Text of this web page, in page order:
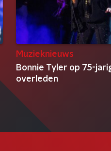
Muzieknieuws
Bonnie Tyler op 75-
overleden